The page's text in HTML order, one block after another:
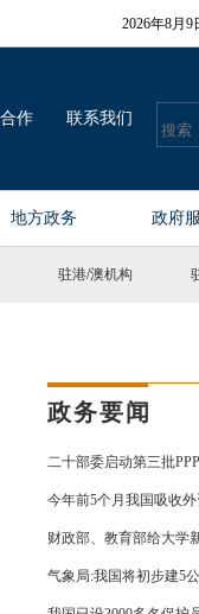
驻港/澳机构
政务要闻
二十部委启动第三批
今年前5个月我国吸收
财政部、教育部给大学
气象局:我国将初步建5